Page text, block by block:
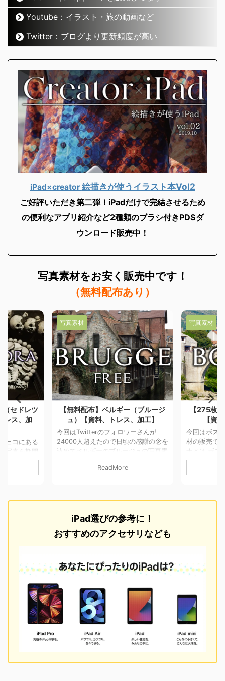
Youtube：イラスト・旅の動画など
Twitter：ブログより更新頻度が高い
iPad×creator 絵描きが使うイラスト本Vol2
ご好評いただき第二弾！iPadだけで完結させるため
の便利なアプリ紹介など2種類のブラシ付きPDSダ
ウンロード販売中！
写真素材をお安く販売中です！
（無料配布あり）
（セドレツ
レス、加
ェコにある
写真を期間
します。 ク
数の人骨で
利用に ...
写真素材
【無料配布】ベルギー（ブルージ
ュ）【資料、トレス、加工】
今回はTwitterのフォロワーさんが
24000人超えたので日頃の感謝の念を
込めてベルギーのブルージュの写真素
材を155枚を無料配布します。
Brugge/ブルージュ 中世の姿を今に残
れるブルッヘは、ベルギーの海岸から
を ...ベルギー北部に位置する街で町
ます。 詳細&利用について 無料 撮影
ReadMore
写真素材
【275枚
【資
今回はボス
材の販売で
ナとは ボス
慣れないか
の爪痕が見
た。 詳細&
iPad選びの参考に！
おすすめのアクセサリなども